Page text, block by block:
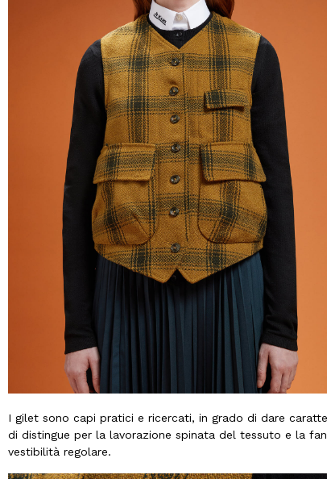
I gilet sono capi pratici e ricercati, in grado di dare
di distingue per la lavorazione spinata del tessuto e la
vestibilità regolare.